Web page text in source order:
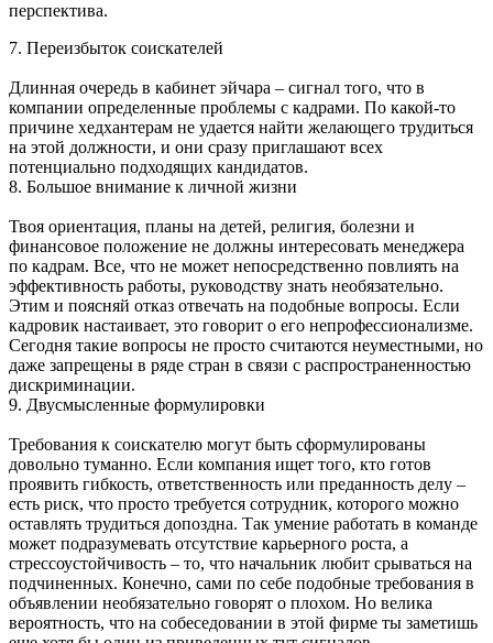
перспектива.
7. Переизбыток соискателей
Длинная очередь в кабинет эйчара – сигнал того, что в
компании определенные проблемы с кадрами. По какой-то
причине хедхантерам не удается найти желающего трудиться
на этой должности, и они сразу приглашают всех
потенциально подходящих кандидатов.
8. Большое внимание к личной жизни
Твоя ориентация, планы на детей, религия, болезни и
финансовое положение не должны интересовать менеджера
по кадрам. Все, что не может непосредственно повлиять на
эффективность работы, руководству знать необязательно.
Этим и поясняй отказ отвечать на подобные вопросы. Если
кадровик настаивает, это говорит о его непрофессионализме.
Сегодня такие вопросы не просто считаются неуместными, но
даже запрещены в ряде стран в связи с распространенностью
дискриминации.
9. Двусмысленные формулировки
Требования к соискателю могут быть сформулированы
довольно туманно. Если компания ищет того, кто готов
проявить гибкость, ответственность или преданность делу –
есть риск, что просто требуется сотрудник, которого можно
оставлять трудиться допоздна. Так умение работать в команде
может подразумевать отсутствие карьерного роста, а
стрессоустойчивость – то, что начальник любит срываться на
подчиненных. Конечно, сами по себе подобные требования в
объявлении необязательно говорят о плохом. Но велика
вероятность, что на собеседовании в этой фирме ты заметишь